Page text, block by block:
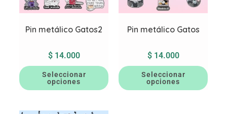
Pin metálico Gatos2
$14.000
Seleccionar
opciones
Pin metálico Gatos
$14.000
Seleccionar
opciones